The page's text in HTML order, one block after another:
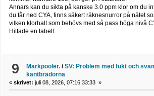
Annars kan du sikta på kanske 3.0 ppm klor om du
du får ned CYA, finns säkert räknesnurror på nätet
vilken klorhalt som behövs med så pass höga nivå
Hittade en tabell:
9 Markpooler. /SV: Problem med fukt och
kantbrädorna
« skrivet: juli 08, 2026, 07:16:33:33 »